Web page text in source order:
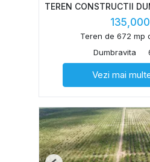
TEREN CONSTRUCTII
Teren de 672 mp
Dumbravita
Vezi mai